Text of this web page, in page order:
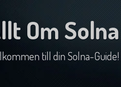
Om Solna
till din Solna-Guide!